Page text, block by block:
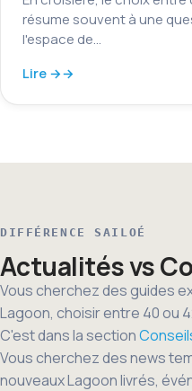
résume souvent à une
l'espace de…
Lire →
DIFFÉRENCE SAILOÉ
Actualités vs
Vous cherchez des guides
Lagoon, choisir entre 40 ou
C'est dans la section
Vous cherchez des news
nouveaux Lagoon livrés,